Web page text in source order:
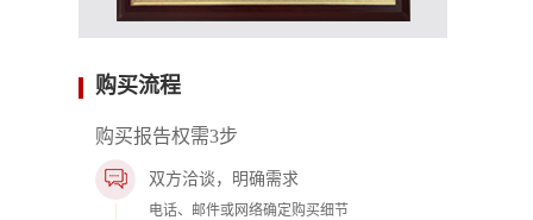
购买流程
购买报告权需3步
双方洽谈，明确需求
电话、邮件或网络确定购买细节